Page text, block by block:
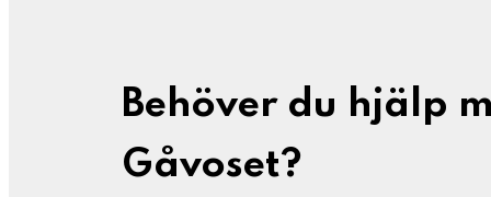
Behöver du hjälp
Gåvoset?